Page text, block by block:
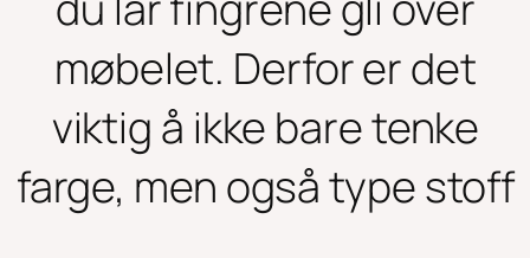
møbelet. Derfor er det
viktig å ikke bare tenke
farge, men også type stoff